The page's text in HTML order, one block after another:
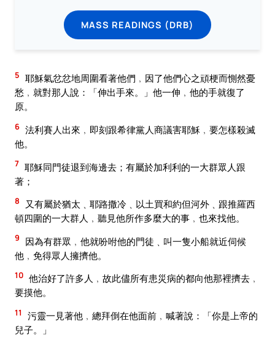
MASS READINGS (DRB)
5 耶穌氣忿忿地周圍看著他們﹐因了他們心之頑梗而惻然憂
愁﹐就對那人說：「伸出手來。」他一伸﹐他的手就復了
原。
6 法利賽人出來﹐即刻跟希律黨人商議害耶穌﹐要怎樣殺滅
他。
7 耶穌同門徒退到海邊去；有屬於加利利的一大群眾人跟
著；
8
又有屬於猶太﹑耶路撒冷﹑以土買和約但河外﹑跟推羅西
頓四圍的一大群人﹐聽見他所作多麼大的事﹐也來找他。
9
因為有群眾﹐他就吩咐他的門徒﹑叫一隻小船就近伺候
他﹐免得眾人擁擠他。
10 他治好了許多人﹐故此儘所有患災病的都向他那裡擠去﹐
要摸他。
11
污靈一見著他﹐總拜倒在他面前﹐喊著說：「你是上帝的
兒子。」